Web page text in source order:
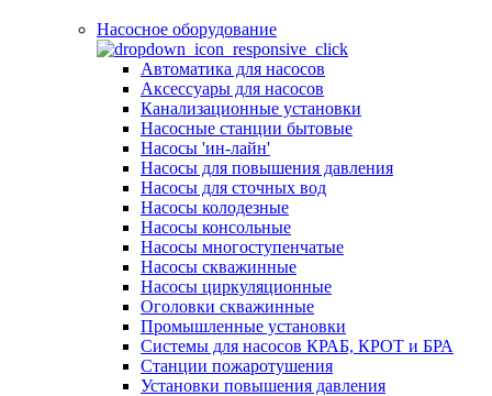
Насосное оборудование
Автоматика для насосов
Аксессуары для насосов
Канализационные установки
Насосные станции бытовые
Насосы 'ин-лайн'
Насосы для повышения давления
Насосы для сточных вод
Насосы колодезные
Насосы консольные
Насосы многоступенчатые
Насосы скважинные
Насосы циркуляционные
Оголовки скважинные
Промышленные установки
Системы для насосов КРАБ, КРОТ и БРА
Станции пожаротушения
Установки повышения давления